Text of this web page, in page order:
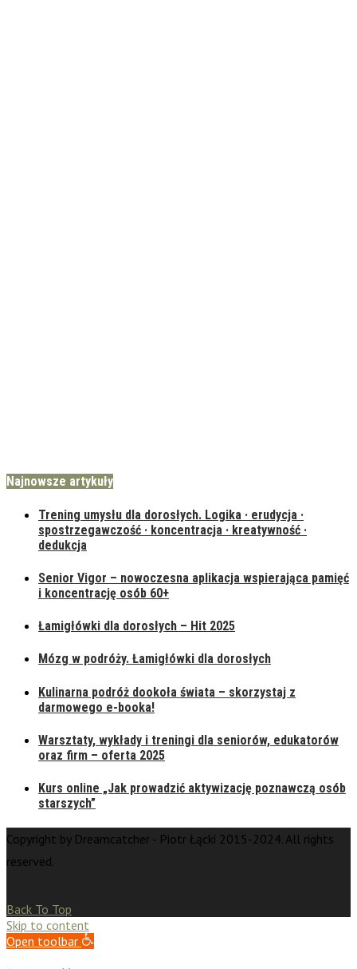
Najnowsze artykuły
Trening umysłu dla dorosłych. Logika · erudycja ·
spostrzegawczość · koncentracja · kreatywność ·
dedukcja
Senior Vigor – nowoczesna aplikacja wspierająca pamięć
i koncentrację osób 60+
Łamigłówki dla dorosłych – Hit 2025
Mózg w podróży. Łamigłówki dla dorosłych
Kulinarna podróż dookoła świata – skorzystaj z
darmowego e-booka!
Warsztaty, wykłady i treningi dla seniorów, edukatorów
oraz firm – oferta 2025
Kurs online „Jak prowadzić aktywizację poznawczą osób
starszych”
Copyright by Dreamcatcher - Piotr Łącki 2015-2024. All rights
reserved.
Back To Top
Skip to content
Open toolbar